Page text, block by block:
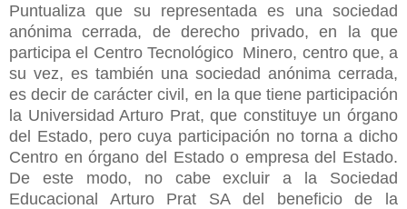
Puntualiza que su representada es una sociedad
anónima cerrada, de derecho privado, en la que
participa el Centro Tecnológico Minero, centro que, a
su vez, es también una sociedad anónima cerrada,
es decir de carácter civil, en la que tiene participación
la Universidad Arturo Prat, que constituye un órgano
del Estado, pero cuya participación no torna a dicho
Centro en órgano del Estado o empresa del Estado.
De este modo, no cabe excluir a la Sociedad
Educacional Arturo Prat SA del beneficio de la